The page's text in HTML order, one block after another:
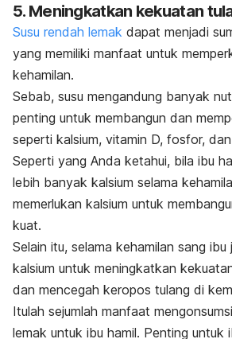
5. Meningkatkan kekuatan
Susu rendah lemak dapat menjadi
yang memiliki manfaat untuk
kehamilan.
Sebab, susu mengandung banyak
penting untuk membangun dan
seperti kalsium, vitamin D, fosfor,
Seperti yang Anda ketahui, bila ibu
lebih banyak kalsium selama
memerlukan kalsium untuk
kuat.
Selain itu, selama kehamilan sang ibu
kalsium untuk meningkatkan
dan mencegah keropos tulang di
Itulah sejumlah manfaat
lemak untuk ibu hamil. Penting untuk